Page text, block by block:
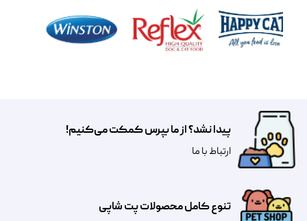
تنوع کامل محصولات پت شاپی
پیدا نشد؟ از ما بپرس کمکت می‌کنیم!
​​​ارتباط با ما